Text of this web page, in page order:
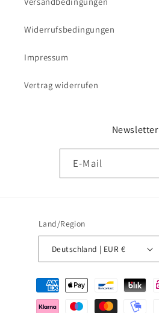
Widerrufsbedingungen
Impressum
Vertrag widerrufen
Newsletter
E-Mail
Land/Region
Deutschland | EUR €
Zahlungsmethoden